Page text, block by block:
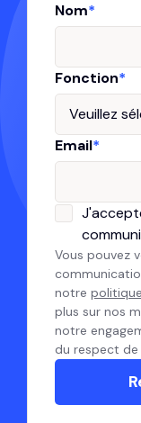
Nom*
Fonction*
Email*
Vous pouvez
notre
plus sur nos
notre
du respect de